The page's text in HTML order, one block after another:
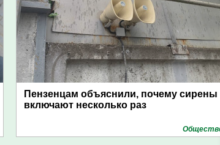
Пензенцам объяснили, почему сирены
включают несколько раз